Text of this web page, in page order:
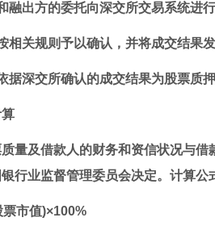
融出方的委托向深交所交易系统进
相关规则予以确认，并将成交结果
据深交所确认的成交结果为股票质
量及借款人的财务和资信状况与
行业监督管理委员会决定。计算公
票市值)×100%